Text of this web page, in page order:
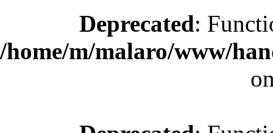
Deprecated:
/home/m/malaro/www/